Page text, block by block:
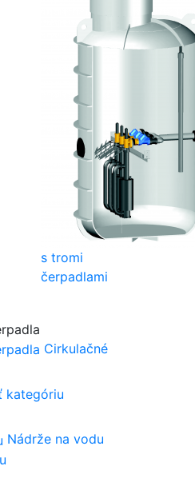
s tromi
čerpadlami
Cirkulačné
kategóriu
Nádrže na vodu